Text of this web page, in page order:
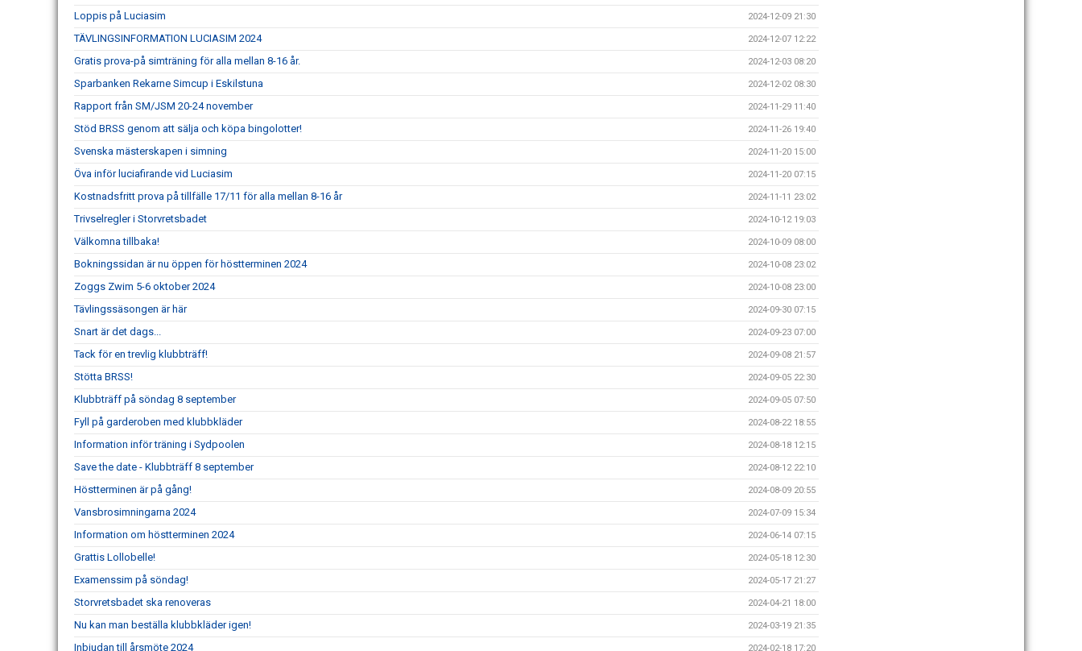
Loppis på Luciasim 2024-12-09 21:30
TÄVLINGSINFORMATION LUCIASIM 2024 2024-12-07 12:22
Gratis prova-på simträning för alla mellan 8-16 år. 2024-12-03 08:20
Sparbanken Rekarne Simcup i Eskilstuna 2024-12-02 08:30
Rapport från SM/JSM 20-24 november 2024-11-29 11:40
Stöd BRSS genom att sälja och köpa bingolotter! 2024-11-26 19:40
Svenska mästerskapen i simning 2024-11-20 15:00
Öva inför luciafirande vid Luciasim 2024-11-20 07:15
Kostnadsfritt prova på tillfälle 17/11 för alla mellan 8-16 år 2024-11-11 23:02
Trivselregler i Storvretsbadet 2024-10-12 19:03
Välkomna tillbaka! 2024-10-09 08:00
Bokningssidan är nu öppen för höstterminen 2024 2024-10-08 23:02
Zoggs Zwim 5-6 oktober 2024 2024-10-08 23:00
Tävlingssäsongen är här 2024-09-30 07:15
Snart är det dags... 2024-09-23 07:00
Tack för en trevlig klubbträff! 2024-09-08 21:57
Stötta BRSS! 2024-09-05 22:30
Klubbträff på söndag 8 september 2024-09-05 07:50
Fyll på garderoben med klubbkläder 2024-08-22 18:55
Information inför träning i Sydpoolen 2024-08-18 12:15
Save the date - Klubbträff 8 september 2024-08-12 22:10
Höstterminen är på gång! 2024-08-09 20:55
Vansbrosimningarna 2024 2024-07-09 15:34
Information om höstterminen 2024 2024-06-14 07:15
Grattis Lollobelle! 2024-05-18 12:30
Examenssim på söndag! 2024-05-17 21:27
Storvretsbadet ska renoveras 2024-04-21 18:00
Nu kan man beställa klubbkläder igen! 2024-03-19 21:35
Inbjudan till årsmöte 2024 2024-02-18 17:20